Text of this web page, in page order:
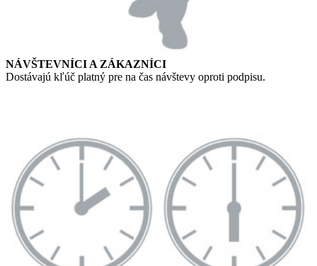
NÁVŠTEVNÍCI A ZÁKAZNÍCI
Dostávajú kľúč platný pre na čas návštevy oproti podpisu.